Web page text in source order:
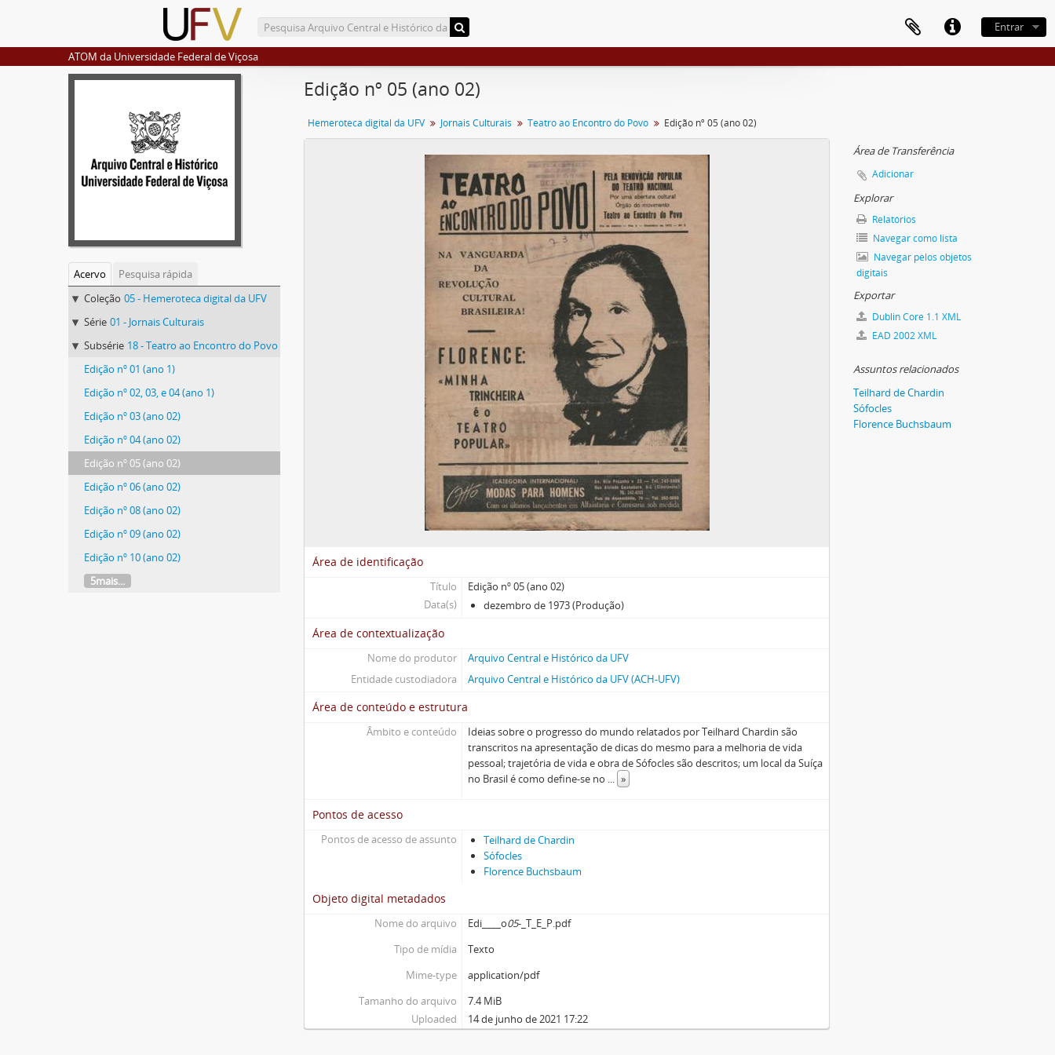
Entrar
ATOM da Universidade Federal de Viçosa
Acervo
Pesquisa rápida
Coleção 05 - Hemeroteca digital da UFV
Série 01 - Jornais Culturais
Subsérie 18 - Teatro ao Encontro do Povo
Edição nº 01 (ano 1)
Edição nº 02, 03, e 04 (ano 1)
Edição nº 03 (ano 02)
Edição nº 04 (ano 02)
Edição nº 05 (ano 02)
Edição nº 06 (ano 02)
Edição nº 08 (ano 02)
Edição nº 09 (ano 02)
Edição nº 10 (ano 02)
5mais...
Edição nº 05 (ano 02)
Hemeroteca digital da UFV Jornais Culturais Teatro ao Encontro do Povo Edição nº 05 (ano 02)
Área de identificação
Título
Edição nº 05 (ano 02)
Data(s)
dezembro de 1973 (Produção)
Área de contextualização
Nome do produtor
Arquivo Central e Histórico da UFV
Entidade custodiadora
Arquivo Central e Histórico da UFV (ACH-UFV)
Área de conteúdo e estrutura
Âmbito e conteúdo
Ideias sobre o progresso do mundo relatados por Teilhard Chardin são
transcritos na apresentação de dicas do mesmo para a melhoria de vida
pessoal; trajetória de vida e obra de Sófocles são descritos; um local da Suíça
no Brasil é como define-se no ... »
Pontos de acesso
Pontos de acesso de assunto
Teilhard de Chardin
Sófocles
Florence Buchsbaum
Objeto digital metadados
Nome do arquivo Edi____o05-_T_E_P.pdf
Tipo de mídia
Texto
Mime-type
application/pdf
Tamanho do arquivo
7.4 MiB
Uploaded
14 de junho de 2021 17:22
Área de Transferência
Adicionar
Explorar
Relatórios
Navegar como lista
Navegar pelos objetos
digitais
Exportar
Dublin Core 1.1 XML
EAD 2002 XML
Assuntos relacionados
Teilhard de Chardin
Sófocles
Florence Buchsbaum